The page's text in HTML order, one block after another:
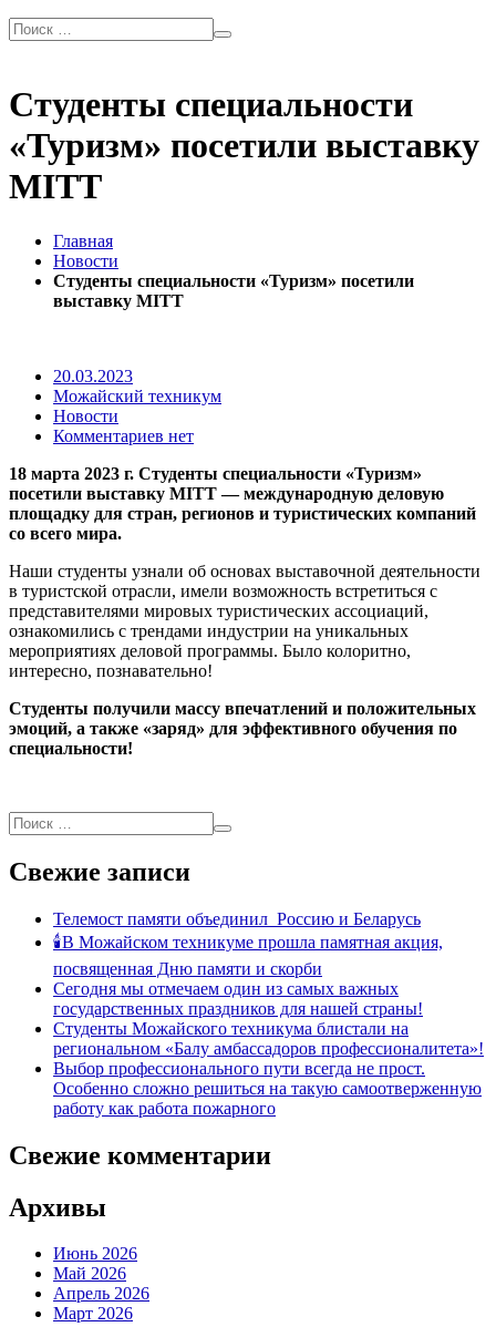
Студенты специальности
«Туризм» посетили выставку
MITТ
Главная
Новости
Студенты специальности «Туризм» посетили
выставку MITТ
20.03.2023
Можайский техникум
Новости
Комментариев нет
18 марта 2023 г. Студенты специальности «Туризм»
посетили выставку MITT — международную деловую
площадку для стран, регионов и туристических компаний
со всего мира.
Наши студенты узнали об основах выставочной деятельности
в туристской отрасли, имели возможность встретиться с
представителями мировых туристических ассоциаций,
ознакомились с трендами индустрии на уникальных
мероприятиях деловой программы. Было колоритно,
интересно, познавательно!
Студенты получили массу впечатлений и положительных
эмоций, а также «заряд» для эффективного обучения по
специальности!
Свежие записи
Телемост памяти объединил Россию и Беларусь
🕯В Можайском техникуме прошла памятная акция,
посвященная Дню памяти и скорби
Сегодня мы отмечаем один из самых важных
государственных праздников для нашей страны!
Студенты Можайского техникума блистали на
региональном «Балу амбассадоров профессионалитета»!
Выбор профессионального пути всегда не прост.
Особенно сложно решиться на такую самоотверженную
работу как работа пожарного
Свежие комментарии
Архивы
Июнь 2026
Май 2026
Апрель 2026
Март 2026